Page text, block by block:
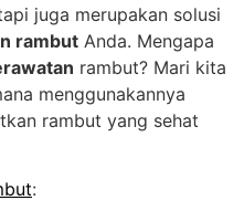
juga merupakan solusi
rambut Anda. Mengapa
rambut? Mari kita
menggunakannya
rambut yang sehat
: